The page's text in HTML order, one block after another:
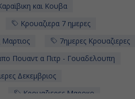
και Κουβα
Κρουαζιερα 7 ημερες
Μαρτιος
7ημερες Κρουαζιερες
Πουαντ α Πιτρ - Γουαδελουπη
Δεκεμβριος
Κρουαζιερες Μαροκο